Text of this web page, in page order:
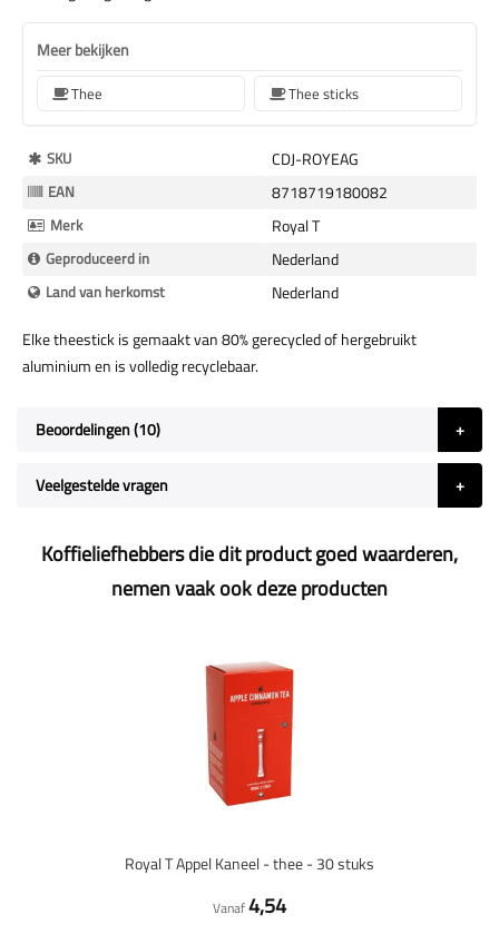
Meer bekijken
Thee Thee sticks
Meer
Informatie
SKU CDJ-ROYEAG
EAN 8718719180082
Merk Royal T
Geproduceerd in Nederland
Land van herkomst
Nederland
Elke theestick is gemaakt van 80% gerecycled of hergebruikt
aluminium en is volledig recyclebaar.
Beoordelingen 10
Veelgestelde vragen
Koffieliefhebbers die dit product goed waarderen,
nemen vaak ook deze producten
Royal T Appel Kaneel - thee - 30 stuks
Vanaf4,54